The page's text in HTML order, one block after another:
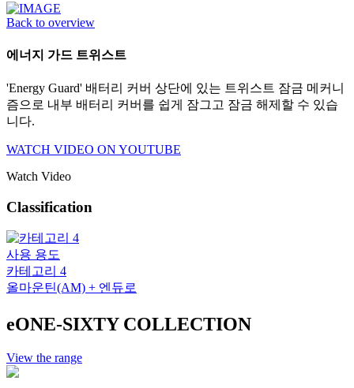
Back to overview
에너지 가드 트위스트
'Energy Guard' 배터리 커버 상단에 있는 트위스트 잠금 메커니
즘으로 내부 배터리 커버를 쉽게 잠그고 잠금 해제할 수 있습
니다.
WATCH VIDEO ON YOUTUBE
Watch Video
Classification
사용 용도
카테고리 4
올마운틴(AM) + 엔듀로
eONE-SIXTY COLLECTION
View the range